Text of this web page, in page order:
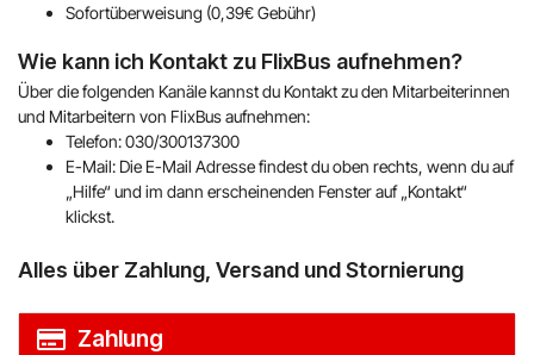
Sofortüberweisung (0,39€ Gebühr)
Wie kann ich Kontakt zu FlixBus aufnehmen?
Über die folgenden Kanäle kannst du Kontakt zu den Mitarbeiterinnen
und Mitarbeitern von FlixBus aufnehmen:
Telefon: 030/300137300
E-Mail: Die E-Mail Adresse findest du oben rechts, wenn du auf
„Hilfe“ und im dann erscheinenden Fenster auf „Kontakt“
klickst.
Alles über Zahlung, Versand und Stornierung
Zahlung